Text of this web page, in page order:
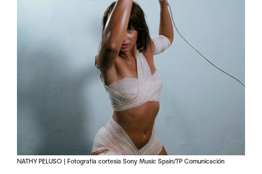
NATHY PELUSO | Fotografía cortesía Sony Music Spain/TP Comunicación